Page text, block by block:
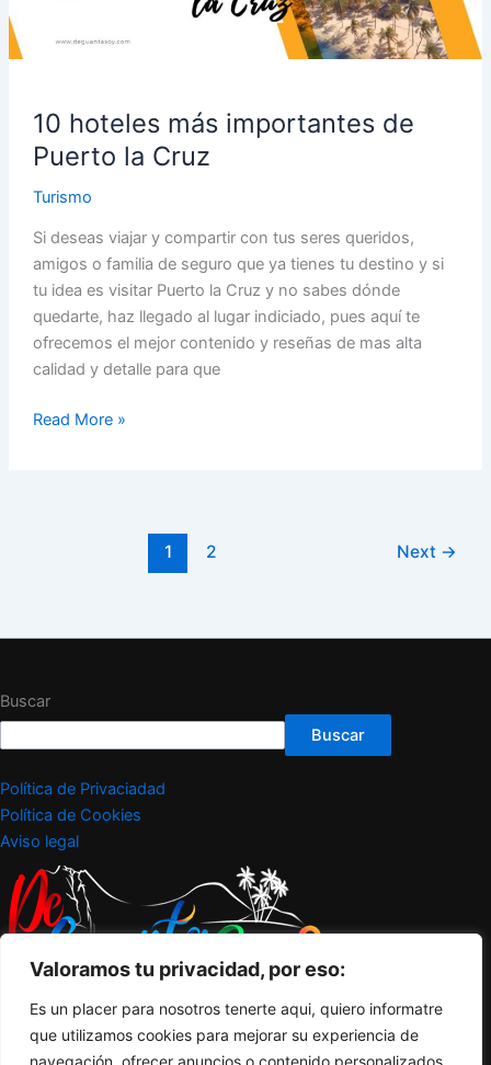
Valoramos tu privacidad, por eso:
Es un placer para nosotros tenerte aqui, quiero informatre
que utilizamos cookies para mejorar su experiencia de
navegación, ofrecer anuncios o contenido personalizados
10 hoteles más importantes de
Puerto la Cruz
Turismo
Si deseas viajar y compartir con tus seres queridos,
amigos o familia de seguro que ya tienes tu destino y si
tu idea es visitar Puerto la Cruz y no sabes dónde
quedarte, haz llegado al lugar indiciado, pues aquí te
ofrecemos el mejor contenido y reseñas de mas alta
calidad y detalle para que
Read More »
1 2 Next →
Buscar
Buscar
Política de Privaciadad
Política de Cookies
Aviso legal